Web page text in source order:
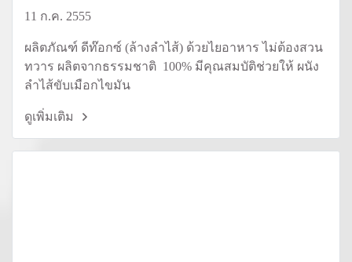
11 ก.ค. 2555
ผลิตภัณฑ์ ดีท๊อกซ์ (ล้างลำไส้) ด้วยไยอาหาร ไม่ต้องสวน
ทวาร ผลิตจากธรรมชาติ 100% มีคุณสมบัติช่วยให้ ผนัง
ลำไส้ขับเมือกไขมัน
ดูเพิ่มเติม